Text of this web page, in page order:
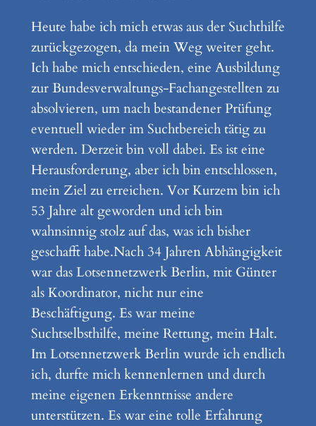
Heute habe ich mich etwas aus der Suchthilfe
zurückgezogen, da mein Weg weiter geht.
Ich habe mich entschieden, eine Ausbildung
zur Bundesverwaltungs-Fachangestellten zu
absolvieren, um nach bestandener Prüfung
eventuell wieder im Suchtbereich tätig zu
werden. Derzeit bin voll dabei. Es ist eine
Herausforderung, aber ich bin entschlossen,
mein Ziel zu erreichen. Vor Kurzem bin ich
53 Jahre alt geworden und ich bin
wahnsinnig stolz auf das, was ich bisher
geschafft habe.Nach 34 Jahren Abhängigkeit
war das Lotsennetzwerk Berlin, mit Günter
als Koordinator, nicht nur eine
Beschäftigung. Es war meine
Suchtselbsthilfe, meine Rettung, mein Halt.
Im Lotsennetzwerk Berlin wurde ich endlich
ich, durfte mich kennenlernen und durch
meine eigenen Erkenntnisse andere
unterstützen. Es war eine tolle Erfahrung